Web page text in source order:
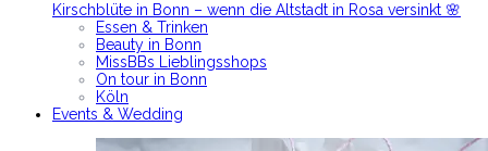
Kirschblüte in Bonn – wenn die Altstadt in Rosa versinkt 🌸
Essen & Trinken
Beauty in Bonn
MissBBs Lieblingsshops
On tour in Bonn
Köln
Events & Wedding